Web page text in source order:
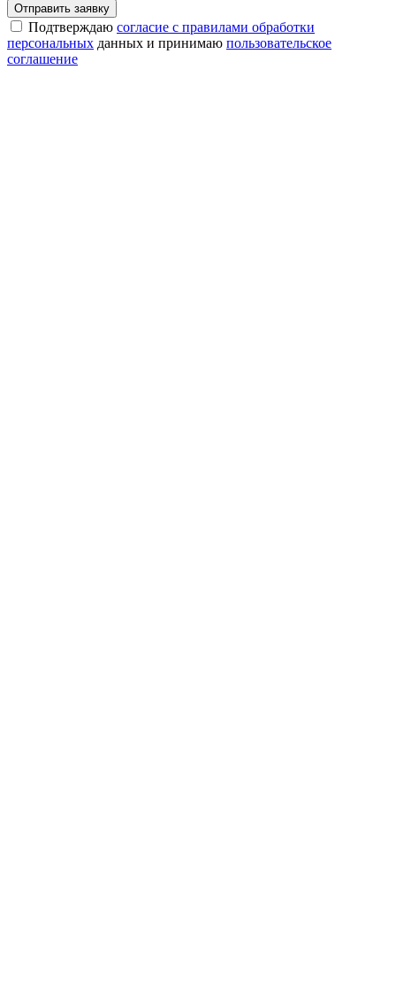
Отправить заявку
Подтверждаю согласие с правилами обработки
персональных данных и принимаю пользовательское
соглашение